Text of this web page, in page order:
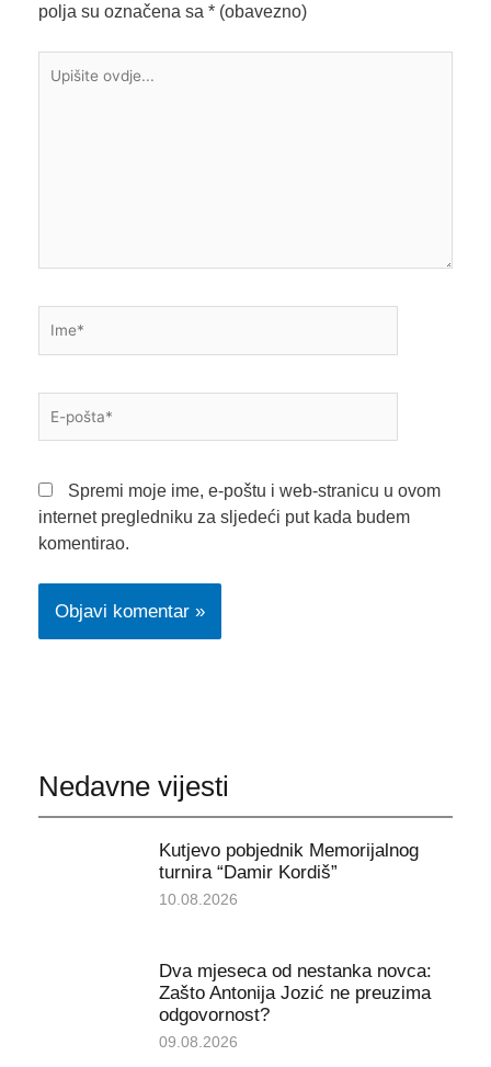
polja su označena sa * (obavezno)
ovdje...
pošta*
Spremi moje ime, e-poštu i web-stranicu u ovom
internet pregledniku za sljedeći put kada budem
komentirao.
Nedavne vijesti
Kutjevo pobjednik Memorijalnog
turnira “Damir Kordiš”
10.08.2026
Dva mjeseca od nestanka novca:
Zašto Antonija Jozić ne preuzima
odgovornost?
09.08.2026